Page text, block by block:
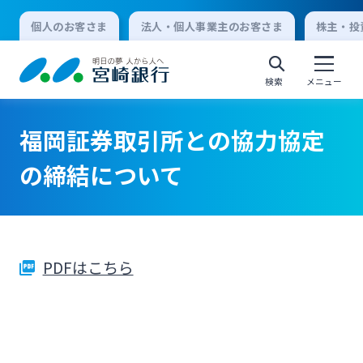
個人のお客さま 法人・個人事業主のお客さま 株主・
検索 メニュー
個人向けインターネットバンキング
ログオン
法人向けインターネットバンキング
福岡証券取引所との協力協定
の締結について
PDFはこちら